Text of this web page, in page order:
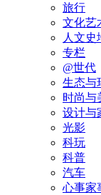
旅行
文化艺
人文史
专栏
@世代
生态与
时尚与
设计与
光影
科玩
科普
汽车
心事家